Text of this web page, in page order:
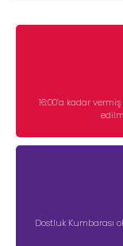
16:00’a kadar
Dostluk Kumbarası